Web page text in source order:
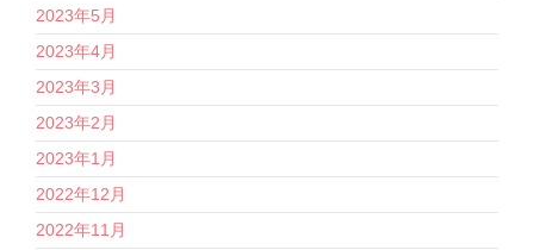
2023年5月
2023年4月
2023年3月
2023年2月
2023年1月
2022年12月
2022年11月